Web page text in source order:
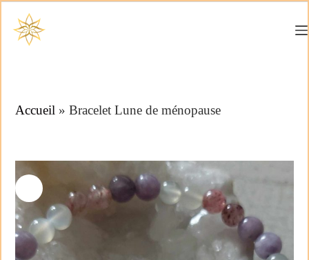
Accueil » Bracelet Lune de ménopause